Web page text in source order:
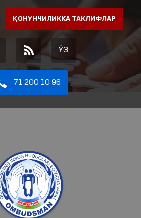
ҚОНУНЧИЛИККА ТАКЛИФЛАР
ЎЗ
71 200 10 96